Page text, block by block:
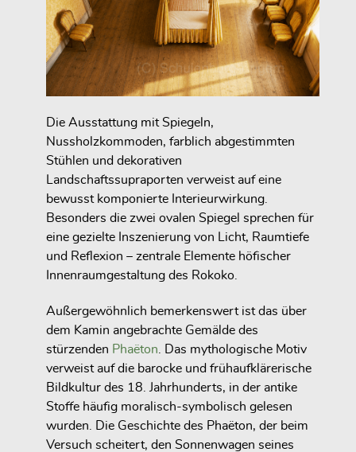
Die Ausstattung mit Spiegeln,
Nussholzkommoden, farblich abgestimmten
Stühlen und dekorativen
Landschaftssupraporten verweist auf eine
bewusst komponierte Interieurwirkung.
Besonders die zwei ovalen Spiegel sprechen für
eine gezielte Inszenierung von Licht, Raumtiefe
und Reflexion – zentrale Elemente höfischer
Innenraumgestaltung des Rokoko.
Außergewöhnlich bemerkenswert ist das über
dem Kamin angebrachte Gemälde des
stürzenden Phaëton . Das mythologische Motiv
verweist auf die barocke und frühaufklärerische
Bildkultur des 18. Jahrhunderts, in der antike
Stoffe häufig moralisch-symbolisch gelesen
wurden. Die Geschichte des Phaëton, der beim
Versuch scheitert, den Sonnenwagen seines